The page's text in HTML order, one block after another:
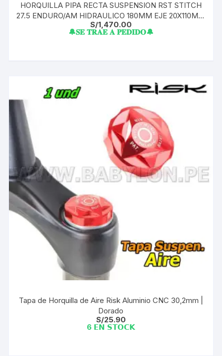
HORQUILLA PIPA RECTA SUSPENSION RST STITCH
27.5 ENDURO/AM HIDRAULICO 180MM EJE 20X110MM
A PEDIDO
S/1,470.00
🔔𝐒𝐄 𝐓𝐑𝐀𝐄 𝐀 𝐏𝐄𝐃𝐈𝐃𝐎🔔
Tapa de Horquilla de Aire Risk Aluminio CNC 30,2mm |
Dorado
S/25.90
6 𝗘𝗡 𝗦𝗧𝗢𝗖𝗞